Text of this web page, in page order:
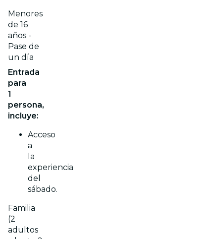
Menores
de 16
años -
Pase de
un día
Entrada
para
1
persona,
incluye:
Acceso
a
la
experiencia
del
sábado.
Familia
(2
adultos